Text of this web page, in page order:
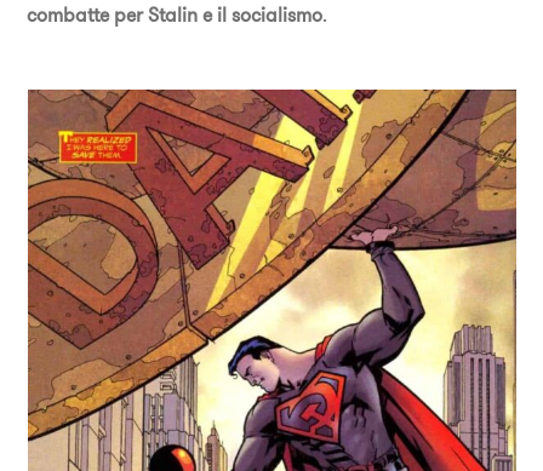
combatte per Stalin e il socialismo.